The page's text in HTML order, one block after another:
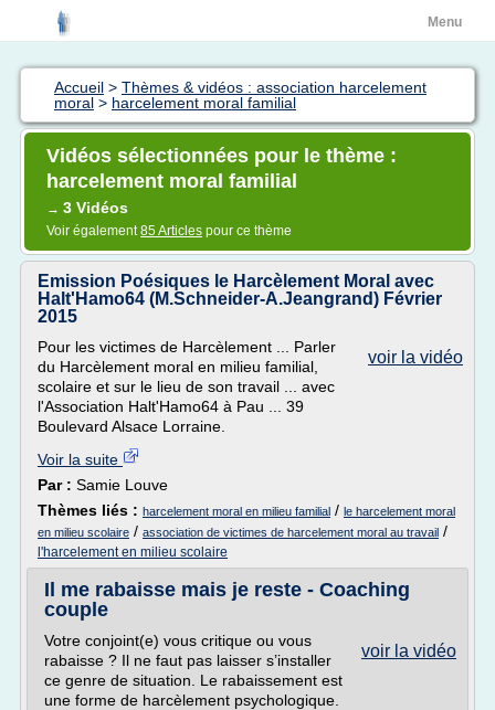
Menu
Accueil > Thèmes & vidéos : association harcelement
moral > harcelement moral familial
Vidéos sélectionnées pour le thème :
harcelement moral familial
→ 3 Vidéos
Voir également85 Articles pour ce thème
Emission Poésiques le Harcèlement Moral avec
Halt'Hamo64 (M.Schneider-A.Jeangrand) Février
2015
voir la vidéo
Pour les victimes de Harcèlement ... Parler
du Harcèlement moral en milieu familial,
scolaire et sur le lieu de son travail ... avec
l'Association Halt'Hamo64 à Pau ... 39
Boulevard Alsace Lorraine.
Voir la suite
Par : Samie Louve
Thèmes liés : harcelement moral en milieu familial / le harcelement moral
en milieu scolaire / association de victimes de harcelement moral au travail /
l'harcelement en milieu scolaire
Il me rabaisse mais je reste - Coaching
couple
voir la vidéo
Votre conjoint(e) vous critique ou vous
rabaisse ? Il ne faut pas laisser s’installer
ce genre de situation. Le rabaissement est
une forme de harcèlement psychologique.